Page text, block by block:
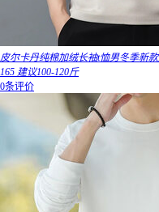
皮尔卡丹纯棉加绒长袖t恤男冬季新
165 建议100-120斤
0条评价